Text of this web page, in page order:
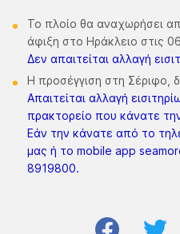
Το πλοίο θα αναχωρήσει
άφιξη στο Ηράκλειο στις
Δεν απαιτείται αλλαγή
Η προσέγγιση στη Σέριφο,
Απαιτείται αλλαγή
πρακτορείο που κάνατε
Εάν την κάνατε από το
μας ή το mobile app
8919800.